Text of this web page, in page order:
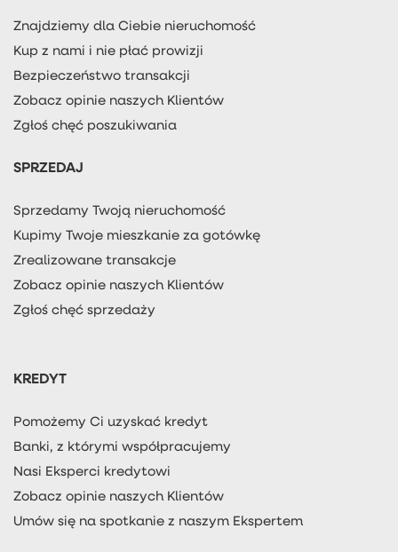
Znajdziemy dla Ciebie nieruchomość
Kup z nami i nie płać prowizji
Bezpieczeństwo transakcji
Zobacz opinie naszych Klientów
Zgłoś chęć poszukiwania
SPRZEDAJ
Sprzedamy Twoją nieruchomość
Kupimy Twoje mieszkanie za gotówkę
Zrealizowane transakcje
Zobacz opinie naszych Klientów
Zgłoś chęć sprzedaży
KREDYT
Pomożemy Ci uzyskać kredyt
Banki, z którymi współpracujemy
Nasi Eksperci kredytowi
Zobacz opinie naszych Klientów
Umów się na spotkanie z naszym Ekspertem